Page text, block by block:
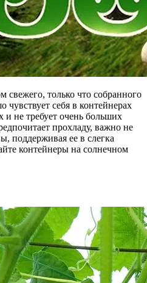
свежего, только что собранного
чувствует себя в контейнерах
и не требует очень больших
прохладу, важно не
поддерживая ее в слегка
контейнеры на солнечном